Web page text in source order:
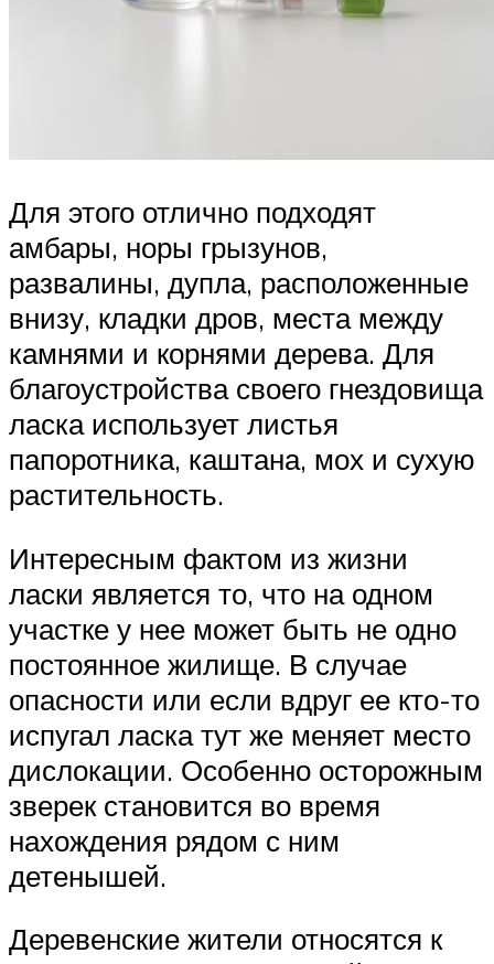
Для этого отлично подходят
амбары, норы грызунов,
развалины, дупла, расположенные
внизу, кладки дров, места между
камнями и корнями дерева. Для
благоустройства своего гнездовища
ласка использует листья
папоротника, каштана, мох и сухую
растительность.
Интересным фактом из жизни
ласки является то, что на одном
участке у нее может быть не одно
постоянное жилище. В случае
опасности или если вдруг ее кто-то
испугал ласка тут же меняет место
дислокации. Особенно осторожным
зверек становится во время
нахождения рядом с ним
детенышей.
Деревенские жители относятся к